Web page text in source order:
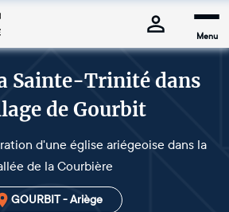
Menu
Sainte-Trinité dans
de Gourbit
d'une église ariégeoise dans la
de la Courbière
GOURBIT - Ariège